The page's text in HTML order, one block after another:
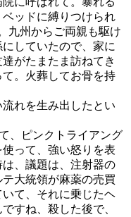
ッドに縛りつけられ
九州からご両親も駆け
していたので、家に
がたまたま訪ねてき
。火葬してお骨を持
れを生み出したとい
、ピンクトライアング
って、強い怒りを表
、議題は、注射器の
大統領が麻薬の売買
て、それに乗じたヘ
すね、殺した後で、